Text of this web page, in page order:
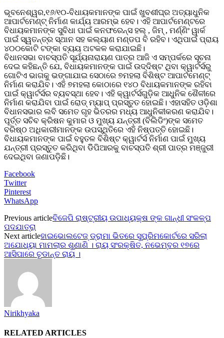
ଭୂବନେଶ୍ୱର,୧୬/୧୦-ବିଧାୟକମାନଙ୍କ ପାଇଁ ଖୁବଶୀଘ୍ର ଅତ୍ୟାଧୁନିକ
ଆପାର୍ଟମେଣ୍ଟ୍ ନିର୍ମାଣ କାର୍ଯ୍ୟ ଆରମ୍ଭ ହେବ। ଏହି ଆପାର୍ଟମେଣ୍ଟରେ
ବିଧାୟକମାନଙ୍କ ସୁବିଧା ପାଇଁ କନଫରେନ୍ସ ହଲ୍ , ଜିମ୍ , ମର୍ଣ୍ଣିଂ ୱାର୍କ
ପାଇଁ ସ୍ୱତନ୍ତ୍ର ସ୍ଥାନ ସହ କଲ୍ୟାଣ ମଣ୍ଡପ ବି ରହିବ। ଏଥିପାଇଁ ପ୍ରାୟ
୪୦୦କୋଟି ଟଙ୍କା ବ୍ୟୟ ଅଟକଳ କରାଯାଇଛି।
ବିଧାନସଭା ବାଚସ୍ପତି ସୂର୍ଯ୍ୟନାରାୟଣ ପାତ୍ର ଆଜି ଏ ସମ୍ପର୍କରେ ସୂଚନା
ଦେଇ କହିଛନ୍ତି ଯେ, ବିଧାୟକମାନଙ୍କ ପାଇଁ ଉଦ୍ଦିଷ୍ଟ ଥିବା କ୍ୱାର୍ଟର୍ସରୁ
ଗୋଟିଏ ଭାଗକୁ ଭଙ୍ଗାଯାଇ ସେଠାରେ ୭ମହଲା ବିଶିଷ୍ଟ ଆପାର୍ଟମେଣ୍ଟ୍
ନିର୍ମାଣ କରାଯିବ। ଏହି ୭ମହଲା କୋଠାରେ ୧୪୦ ବିଧାୟକମାନଙ୍କ ରହିବା
ପାଇଁ କ୍ୱାର୍ଟର୍ସର ବ୍ୟବସ୍ଥା ହେବ। ଏହି କ୍ୱାର୍ଟର୍ସଗୁଡ଼ିକ ଆଧୁନିକ ଶୈଳୀରେ
ନିର୍ମାଣ କରାଯିବା ପାଇଁ ରୋଡ୍ ମ୍ୟାପ୍ ପ୍ରସ୍ତୁତ ହୋଇଛି। ଏହାସହିତ ଓଡ଼ିଶା
ବିଧାନସଭାର ଲବି ସମେତ ଗୃହ ଭିତରର ମଧ୍ୟ ଆଧୁନିକୀକରଣ କରାଯିବ।
ପୂର୍ତ୍ତ ସଚିବ କ୍ରିଷନ କୁମାର ଓ ମୁଖ୍ୟ ଯନ୍ତ୍ରୀ (ବିଲିଡିଂ)ଙ୍କ ସମେତ
ବରିଷ୍ଠ ଅଧିକାରୀମାନଙ୍କ ଉପସ୍ଥିତିରେ ଏହି ନିଷ୍ପତ୍ତି ହୋଇଛି।
ବିଧାୟକମାନଙ୍କ ପାଇଁ ବହୁତଳ ବିଶିଷ୍ଟ କ୍ୱାର୍ଟର୍ସ ନିର୍ମାଣ ପାଇଁ ମୁଖ୍ୟ
ଯନ୍ତ୍ରୀ ପ୍ରସ୍ତୁତ କରିଥିବା ଡିିପିଆରକୁ ବାଚସ୍ପତି ଶ୍ରୀ ପାତ୍ର ମଞ୍ଜୁରୀ
ଦେଇଥିବା ଜଣାପଡ଼ିଛି।
Facebook
Twitter
Pinterest
WhatsApp
Previous articleବିଜେପି ରାଷ୍ଟ୍ରୀୟ ଉପାଧ୍ୟକ୍ଷ ଙ୍କ ଗାନ୍ଧୀ ସଂକଳ୍ପ
ପଦଯାତ୍ରା
Next articleହାଇଭୋଲଟେଜ୍ ଡ୍ରାମା ଭିତରେ ସୁପ୍ରିମକୋର୍ଟରେ ସରିଲା
ଅଯୋଧ୍ୟା ମାମଲାର ଶୁଣାଣି । ରାୟ ସଂରକ୍ଷିତ, ନଭେମ୍ବର ୧୭ରେ
ଆସିପାରେ ଚୂଡାନ୍ତ ରାୟ ।
Nirikhyaka
RELATED ARTICLES